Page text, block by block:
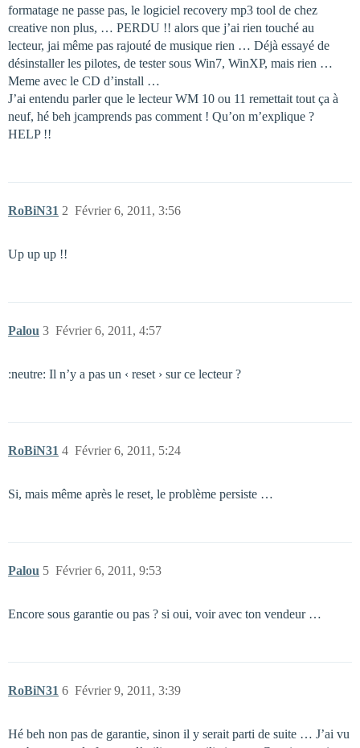
formatage ne passe pas, le logiciel recovery mp3 tool de chez
creative non plus, … PERDU !! alors que j’ai rien touché au
lecteur, jai même pas rajouté de musique rien … Déjà essayé de
désinstaller les pilotes, de tester sous Win7, WinXP, mais rien …
Meme avec le CD d’install …
J’ai entendu parler que le lecteur WM 10 ou 11 remettait tout ça à
neuf, hé beh jcamprends pas comment ! Qu’on m’explique ?
HELP !!
RoBiN31 Février 6, 2011, 3:56
2
Up up up !!
Palou Février 6, 2011, 4:57
3
:neutre: Il n’y a pas un ‹ reset › sur ce lecteur ?
RoBiN31 Février 6, 2011, 5:24
4
Si, mais même après le reset, le problème persiste …
Palou Février 6, 2011, 9:53
5
Encore sous garantie ou pas ? si oui, voir avec ton vendeur …
RoBiN31 Février 9, 2011, 3:39
6
Hé beh non pas de garantie, sinon il y serait parti de suite … J’ai vu